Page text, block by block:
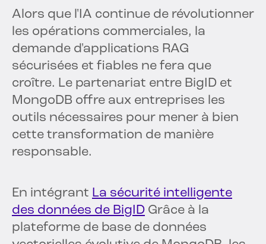
Alors que l'IA continue de révolutionner
les opérations commerciales, la
demande d'applications RAG
sécurisées et fiables ne fera que
croître. Le partenariat entre BigID et
MongoDB offre aux entreprises les
outils nécessaires pour mener à bien
cette transformation de manière
responsable.
En intégrant La sécurité intelligente
des données de BigID Grâce à la
plateforme de base de données